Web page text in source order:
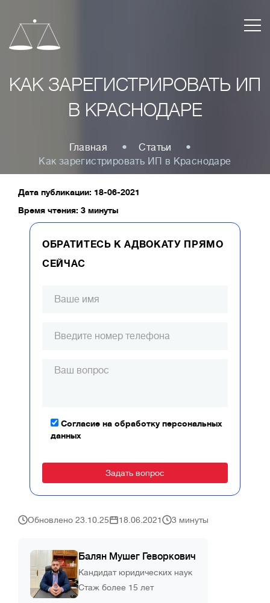
КАК ЗАРЕГИСТРИРОВАТЬ ИП
В КРАСНОДАРЕ
Главная
Статьи
Как зарегистрировать ИП в Краснодаре
Дата публикации: 18-06-2021
Время чтения: 3 минуты
ОБРАТИТЕСЬ К АДВОКАТУ ПРЯМО
СЕЙЧАС
Согласие на обработку персональных
данных
Обновлено 23.10.25 18.06.2021 3 минуты
Балян Мушег Геворкович
Кандидат юридических наук
Стаж более 15 лет